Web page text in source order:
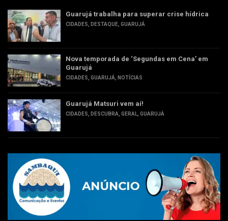
Guarujá trabalha para superar crise hídrica
CIDADES DESTAQUE GUARUJÁ
Nova temporada de ‘Segundas em Cena’ em
Guarujá
CIDADES GUARUJÁ NOTÍCIAS
Guarujá Matsuri vem aí!
CIDADES DESCUBRA GERAL GUARUJÁ